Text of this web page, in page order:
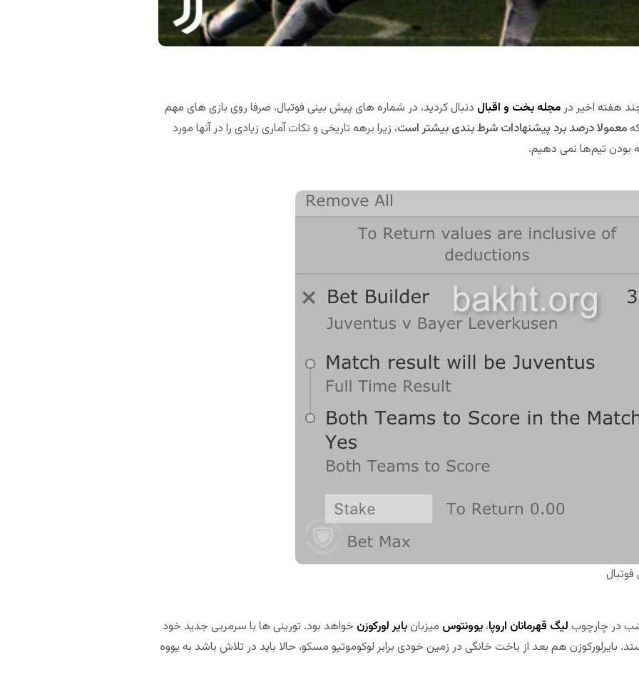
هفته اخیر درمجله بخت و اقبال دنبال کردید، در شماره های پیش بینی فوتبال، صرفا روی بازی های مهم
معمولا درصد برد پیشنهادات شرط بندی بیشتر است، زیرا برهه تاریخی و نکات آماری زیادی را در آنها مورد
بودن تیم‌ها نمی دهیم.
در چارچوب لیگ قهرمانان اروپا، یوونتوس میزبانبایر لورکوزن خواهد بود. تورینی ها با سرمربی جدید خود
بایرلورکوزن هم بعد از باخت خانگی در زمین خودی برابر لوکوموتیو مسکو، حالا باید در تلاش باشد به یووه